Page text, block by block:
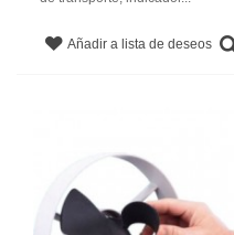
Añadir a lista de deseos